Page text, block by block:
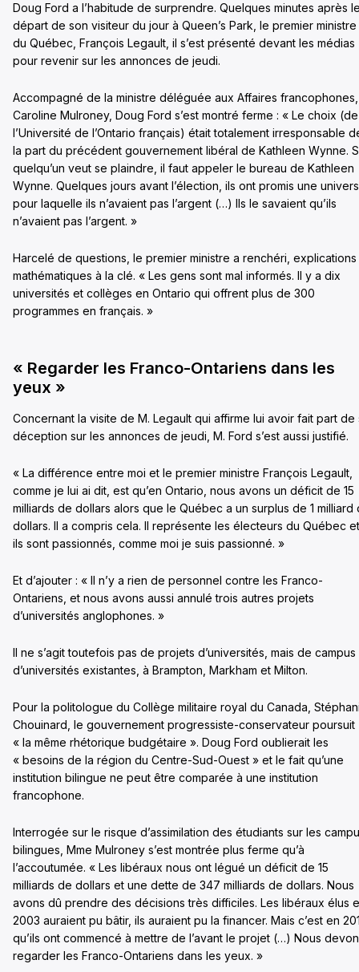
Doug Ford a l’habitude de surprendre. Quelques minutes après
départ de son visiteur du jour à Queen’s Park, le premier ministre
du Québec, François Legault, il s’est présenté devant les médias
pour revenir sur les annonces de jeudi.
Accompagné de la ministre déléguée aux Affaires francophones,
Caroline Mulroney, Doug Ford s’est montré ferme : « Le choix (de
l’Université de l’Ontario français) était totalement irresponsable
la part du précédent gouvernement libéral de Kathleen Wynne.
quelqu’un veut se plaindre, il faut appeler le bureau de Kathleen
Wynne. Quelques jours avant l’élection, ils ont promis une
pour laquelle ils n’avaient pas l’argent (…) Ils le savaient qu’ils
n’avaient pas l’argent. »
Harcelé de questions, le premier ministre a renchéri, explications
mathématiques à la clé. « Les gens sont mal informés. Il y a dix
universités et collèges en Ontario qui offrent plus de 300
programmes en français. »
« Regarder les Franco-Ontariens dans les
yeux »
Concernant la visite de M. Legault qui affirme lui avoir fait part de
déception sur les annonces de jeudi, M. Ford s’est aussi justifié.
« La différence entre moi et le premier ministre François Legault,
comme je lui ai dit, est qu’en Ontario, nous avons un déficit de 15
milliards de dollars alors que le Québec a un surplus de 1 milliard
dollars. Il a compris cela. Il représente les électeurs du Québec et
ils sont passionnés, comme moi je suis passionné. »
Et d’ajouter : « Il n’y a rien de personnel contre les Franco-
Ontariens, et nous avons aussi annulé trois autres projets
d’universités anglophones. »
Il ne s’agit toutefois pas de projets d’universités, mais de campus
d’universités existantes, à Brampton, Markham et Milton.
Pour la politologue du Collège militaire royal du Canada,
Chouinard, le gouvernement progressiste-conservateur poursuit
« la même rhétorique budgétaire ». Doug Ford oublierait les
« besoins de la région du Centre-Sud-Ouest » et le fait qu’une
institution bilingue ne peut être comparée à une institution
francophone.
Interrogée sur le risque d’assimilation des étudiants sur les
bilingues, Mme Mulroney s’est montrée plus ferme qu’à
l’accoutumée. « Les libéraux nous ont légué un déficit de 15
milliards de dollars et une dette de 347 milliards de dollars. Nous
avons dû prendre des décisions très difficiles. Les libéraux élus
2003 auraient pu bâtir, ils auraient pu la financer. Mais c’est en
qu’ils ont commencé à mettre de l’avant le projet (…) Nous
regarder les Franco-Ontariens dans les yeux. »